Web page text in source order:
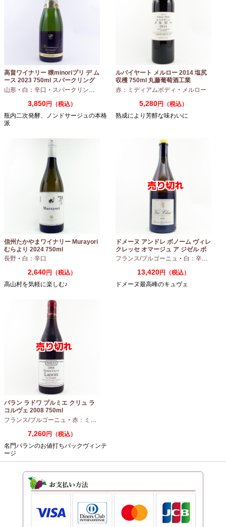
高畠ワイナリー 穣minoriプリ デ ム
ース 2023 750ml スパークリング
ワイン
山形 ・ 白：辛口 ・ スパークリングワイン ・シャルドネ
3,850円（税込）
瓶内二次発酵、ノンドサージュの本格
派
ルバイヤート メルロー 2014 塩尻
収穫 750ml 丸藤葡萄酒工業
赤：ミディアムボディ ・ メルロー
5,280円（税込）
熟成により芳醇な味わいに
信州たかやまワイナリー Murayori
むらより 2024 750ml
長野 ・ 白：辛口
2,640円（税込）
高山村を気軽に楽しむ♪
ドメーヌ アンドレ ボノーム ヴィレ
クレッセ オマージュ ア ジゼル ボ
ノーム 2023 750ml
フランス/ブルゴーニュ ・ 白：辛口
13,420円（税込）
ドメーヌ最高峰のキュヴェ
パラン ラドワ プルミエ クリュ ラ
コルヴェ 2008 750ml
フランス/ブルゴーニュ ・ 赤：ミディアムボディ
7,260円（税込）
名門パランのお値打ちバックヴィンテ
ージ